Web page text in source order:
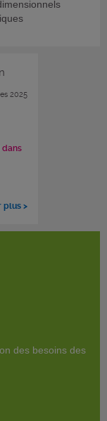
2025
plus >
des besoins des